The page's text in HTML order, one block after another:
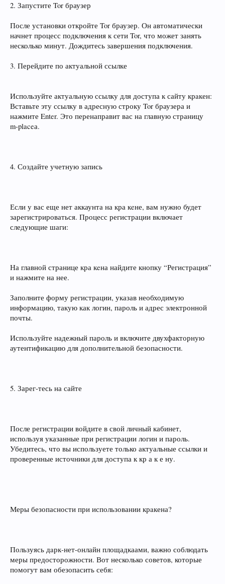
2. Запустите Tor браузер
После установки откройте Tor браузер. Он автоматически
начнет процесс подключения к сети Tor, что может занять
несколько минут. Дождитесь завершения подключения.
3. Перейдите по актуальной ссылке
Используйте актуальную ссылку для доступа к сайту крaкен:
Вставьте эту ссылку в адресную строку Tor браузера и
нажмите Enter. Это перенаправит вас на главную страницу
m‑placeа.
4. Создайте учетную запись
Если у вас еще нет аккаунта на кра кeне, вам нужно будет
зарегистрироваться. Процесс регистрации включает
следующие шаги:
На главной странице кра кeна найдите кнопку “Регистрация”
и нажмите на нее.
Заполните форму регистрации, указав необходимую
информацию, такую как логин, пароль и адрес электронной
почты.
Используйте надежный пароль и включите двухфакторную
аутентификацию для дополнительной безопасности.
5. Зарег‑тесь на сайте
После регистрации войдите в свой личный кабинет,
используя указанные при регистрации логин и пароль.
Убедитесь, что вы используете только актуальные ссылки и
проверенные источники для доступа к кр а к е ну.
Меры безопасности при использовании крaкена?
Пользуясь дaрк‑нет-онлайн площадкаами, важно соблюдать
меры предосторожности. Вот несколько советов, которые
помогут вам обезопасить себя: